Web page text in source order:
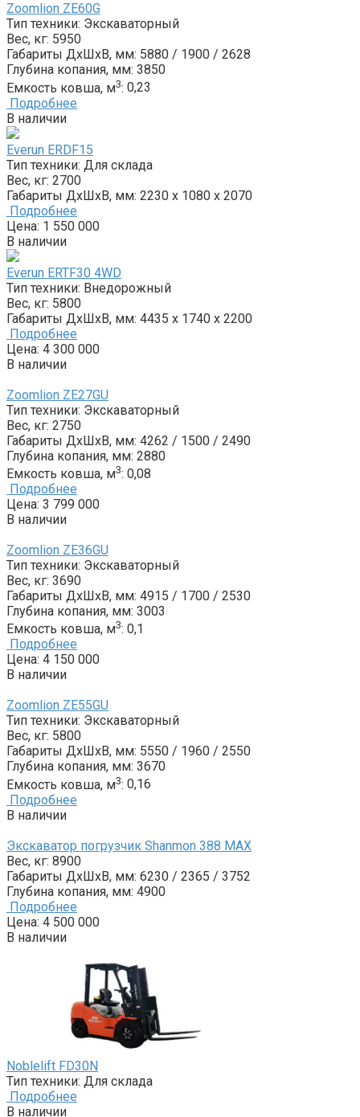
Zoomlion ZE60G
Тип техники: Экскаваторный
Вес, кг: 5950
Габариты ДxШxВ, мм: 5880 / 1900 / 2628
Глубина копания, мм: 3850
Емкость ковша, м3: 0,23
Подробнее
В наличии
Everun ERDF15
Тип техники: Для склада
Вес, кг: 2700
Габариты ДxШxВ, мм: 2230 x 1080 x 2070
Подробнее
Цена: 1 550 000
В наличии
Everun ERTF30 4WD
Тип техники: Внедорожный
Вес, кг: 5800
Габариты ДxШxВ, мм: 4435 x 1740 x 2200
Подробнее
Цена: 4 300 000
В наличии
Zoomlion ZE27GU
Тип техники: Экскаваторный
Вес, кг: 2750
Габариты ДxШxВ, мм: 4262 / 1500 / 2490
Глубина копания, мм: 2880
Емкость ковша, м3: 0,08
Подробнее
Цена: 3 799 000
В наличии
Zoomlion ZE36GU
Тип техники: Экскаваторный
Вес, кг: 3690
Габариты ДxШxВ, мм: 4915 / 1700 / 2530
Глубина копания, мм: 3003
Емкость ковша, м3: 0,1
Подробнее
Цена: 4 150 000
В наличии
Zoomlion ZE55GU
Тип техники: Экскаваторный
Вес, кг: 5800
Габариты ДxШxВ, мм: 5550 / 1960 / 2550
Глубина копания, мм: 3670
Емкость ковша, м3: 0,16
Подробнее
В наличии
Экскаватор погрузчик Shanmon 388 MAX
Вес, кг: 8900
Габариты ДxШxВ, мм: 6230 / 2365 / 3752
Глубина копания, мм: 4900
Подробнее
Цена: 4 500 000
В наличии
Noblelift FD30N
Тип техники: Для склада
Подробнее
В наличии